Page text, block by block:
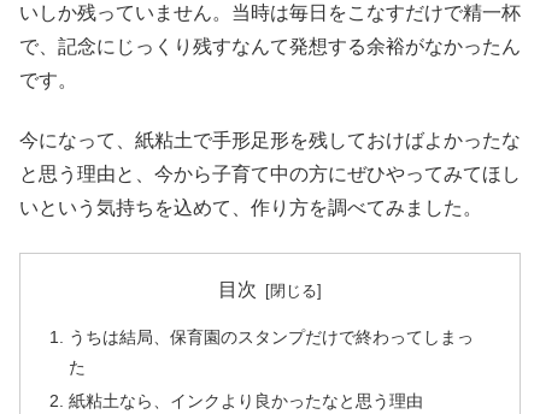
いしか残っていません。当時は毎日をこなすだけで精一杯
で、記念にじっくり残すなんて発想する余裕がなかったん
です。
今になって、紙粘土で手形足形を残しておけばよかったな
と思う理由と、今から子育て中の方にぜひやってみてほし
いという気持ちを込めて、作り方を調べてみました。
目次
うちは結局、保育園のスタンプだけで終わってしまっ
た
紙粘土なら、インクより良かったなと思う理由